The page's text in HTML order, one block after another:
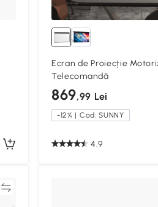
Ecran de Proiecție
Telecomandă
869,99 Lei
-12% | Cod: SUNNY
4.9